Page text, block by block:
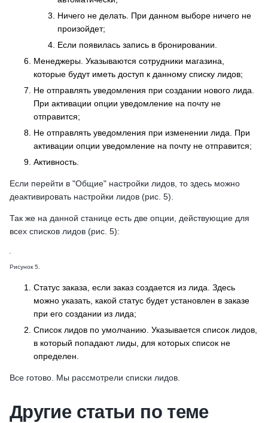
Ничего не делать. При данном выборе ничего не
произойдет;
Если появилась запись в бронировании.
Менеджеры. Указываются сотрудники магазина,
которые будут иметь доступ к данному списку лидов;
Не отправлять уведомления при создании нового лида.
При активации опции уведомление на почту не
отправится;
Не отправлять уведомления при изменении лида. При
активации опции уведомление на почту не отправится;
Активность.
Если перейти в "Общие" настройки лидов, то здесь можно
деактивировать настройки лидов (рис. 5).
Так же на данной станице есть две опции, действующие для
всех списков лидов (рис. 5):
Рисунок 5.
Статус заказа, если заказ создается из лида. Здесь
можно указать, какой статус будет установлен в заказе
при его создании из лида;
Список лидов по умолчанию. Указывается список лидов,
в который попадают лиды, для которых список не
определен.
Все готово. Мы рассмотрели списки лидов.
Другие статьи по теме